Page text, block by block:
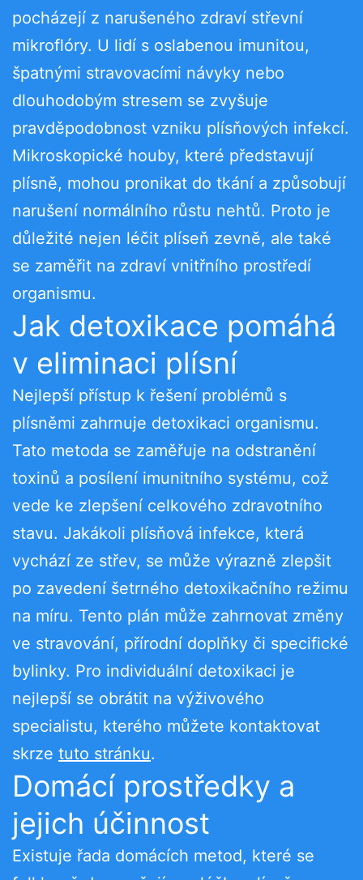
pocházejí z narušeného zdraví střevní
mikroflóry. U lidí s oslabenou imunitou,
špatnými stravovacími návyky nebo
dlouhodobým stresem se zvyšuje
pravděpodobnost vzniku plísňových infekcí.
Mikroskopické houby, které představují
plísně, mohou pronikat do tkání a způsobují
narušení normálního růstu nehtů. Proto je
důležité nejen léčit plíseň zevně, ale také
se zaměřit na zdraví vnitřního prostředí
organismu.
Jak detoxikace pomáhá
v eliminaci plísní
Nejlepší přístup k řešení problémů s
plísněmi zahrnuje detoxikaci organismu.
Tato metoda se zaměřuje na odstranění
toxinů a posílení imunitního systému, což
vede ke zlepšení celkového zdravotního
stavu. Jakákoli plísňová infekce, která
vychází ze střev, se může výrazně zlepšit
po zavedení šetrného detoxikačního režimu
na míru. Tento plán může zahrnovat změny
ve stravování, přírodní doplňky či specifické
bylinky. Pro individuální detoxikaci je
nejlepší se obrátit na výživového
specialistu, kterého můžete kontaktovat
skrze tuto stránku.
Domácí prostředky a
jejich účinnost
Existuje řada domácích metod, které se